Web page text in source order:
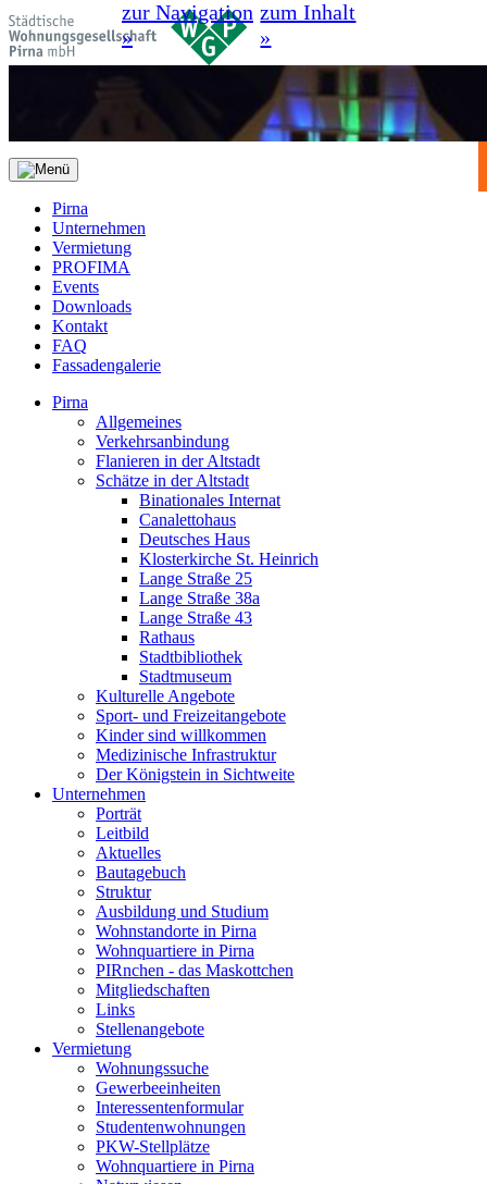
zur Navigation
»
zum Inhalt
»
Pirna
Unternehmen
Vermietung
PROFIMA
Events
Downloads
Kontakt
FAQ
Fassadengalerie
Pirna
Allgemeines
Verkehrsanbindung
Flanieren in der Altstadt
Schätze in der Altstadt
Binationales Internat
Canalettohaus
Deutsches Haus
Klosterkirche St. Heinrich
Lange Straße 25
Lange Straße 38a
Lange Straße 43
Rathaus
Stadtbibliothek
Stadtmuseum
Kulturelle Angebote
Sport- und Freizeitangebote
Kinder sind willkommen
Medizinische Infrastruktur
Der Königstein in Sichtweite
Unternehmen
Porträt
Leitbild
Aktuelles
Bautagebuch
Struktur
Ausbildung und Studium
Wohnstandorte in Pirna
Wohnquartiere in Pirna
PIRnchen - das Maskottchen
Mitgliedschaften
Links
Stellenangebote
Vermietung
Wohnungssuche
Gewerbeeinheiten
Interessentenformular
Studentenwohnungen
PKW-Stellplätze
Wohnquartiere in Pirna